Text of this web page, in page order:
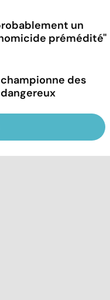
un
prémédité''
des